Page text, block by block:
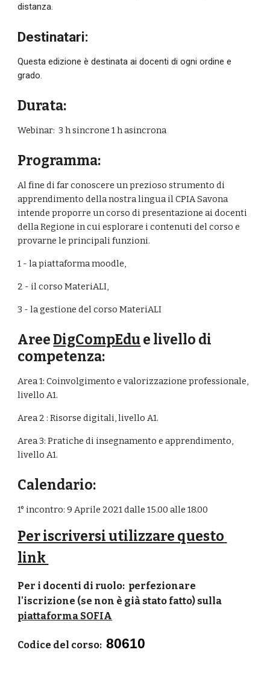
distanza.
Destinatari:
Questa edizione è destinata ai docenti di ogni ordine e
grado.
Durata:
Webinar:  3 h sincrone 1 h asincrona
Programma:
Al fine di far conoscere un prezioso strumento di
apprendimento della nostra lingua il CPIA Savona
intende proporre un corso di presentazione ai docenti
della Regione in cui esplorare i contenuti del corso e
provarne le principali funzioni.
1 - la piattaforma moodle,
2 - il corso MateriALI,
3 - la gestione del corso MateriALI
Aree DigCompEdu e livello di
competenza:
Area 1: Coinvolgimento e valorizzazione professionale,
livello A1.
Area 2 : Risorse digitali, livello A1.
Area 3: Pratiche di insegnamento e apprendimento,
livello A1.
Calendario:
1° incontro: 9 Aprile 2021 dalle 15.00 alle 18.00
Per iscriversi utilizzare questo
link
Per i docenti di ruolo:  perfezionare
piattaforma SOFIA
Codice del corso: 80610